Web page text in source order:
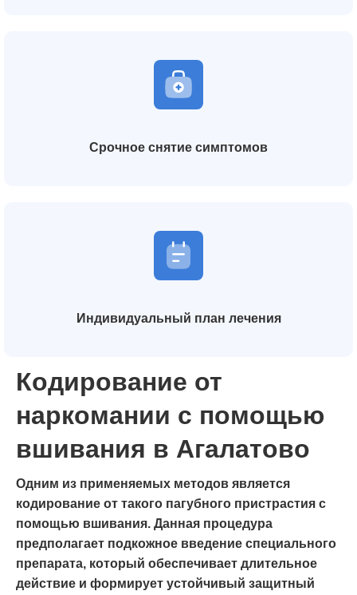
Срочное снятие симптомов
Индивидуальный план лечения
Кодирование от
наркомании с помощью
вшивания в Агалатово
Одним из применяемых методов является
кодирование от такого пагубного пристрастия с
помощью вшивания. Данная процедура
предполагает подкожное введение специального
препарата, который обеспечивает длительное
действие и формирует устойчивый защитный